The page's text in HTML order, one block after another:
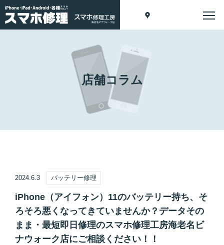
店舗コラム
2024.6.3 バッテリー修理
iPhone（アイフォン）11のバッテリー持ち、そ
ろそろ悪くなってきていませんか？データその
まま・最短即日修理のスマホ修理工房海老名ビ
ナウォーク店にご相談ください！！